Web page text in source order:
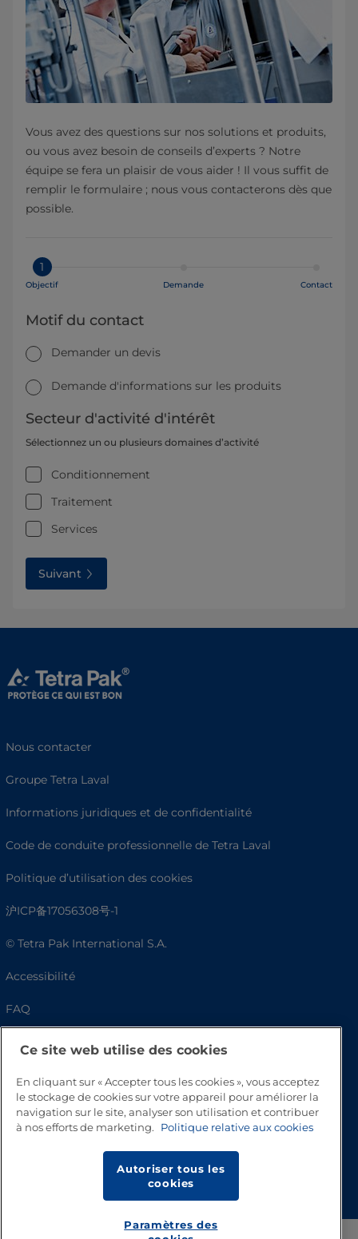
Vous avez des questions sur nos solutions et produits,
ou vous avez besoin de conseils d’experts ? Notre
équipe se fera un plaisir de vous aider ! Il vous suffit de
remplir le formulaire ; nous vous contacterons dès que
possible.
1
Objectif Demande Contact
Motif du contact
Demander un devis
Demande d'informations sur les produits
Secteur d'activité d'intérêt
Sélectionnez un ou plusieurs domaines d’activité
Conditionnement
Traitement
Services
Suivant
Nous contacter
Groupe Tetra Laval
Informations juridiques et de confidentialité
Code de conduite professionnelle de Tetra Laval
Politique d’utilisation des cookies
沪ICP备17056308号-1
© Tetra Pak International S.A.
Accessibilité
FAQ
Ce site web utilise des cookies
En cliquant sur « Accepter tous les cookies », vous acceptez
le stockage de cookies sur votre appareil pour améliorer la
navigation sur le site, analyser son utilisation et contribuer
à nos efforts de marketing.
Politique relative aux cookies
Autoriser tous les
cookies
Paramètres des